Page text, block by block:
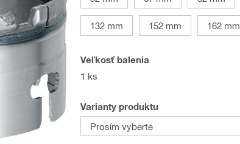
132 mm 152 mm 162 mm
Veľkosť balenia
1 ks
Varianty produktu
Prosím vyberte